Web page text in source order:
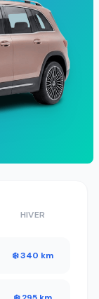
HIVER
❄️ 340 km